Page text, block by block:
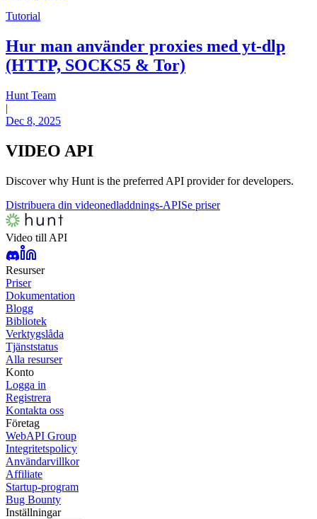
Tutorial
Hur man använder proxies med yt-dlp
(HTTP, SOCKS5 & Tor)
Hunt Team
|
Dec 8, 2025
VIDEO API
Discover why Hunt is the preferred API provider for developers.
Distribuera din videonedladdnings-APISe priser
Video till API
Resurser
Priser
Dokumentation
Blogg
Bibliotek
Verktygslåda
Tjänststatus
Alla resurser
Konto
Logga in
Registrera
Kontakta oss
Företag
WebAPI Group
Integritetspolicy
Användarvillkor
Affiliate
Startup-program
Bug Bounty
Inställningar